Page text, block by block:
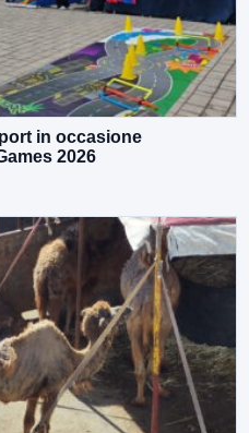
in occasione
2026